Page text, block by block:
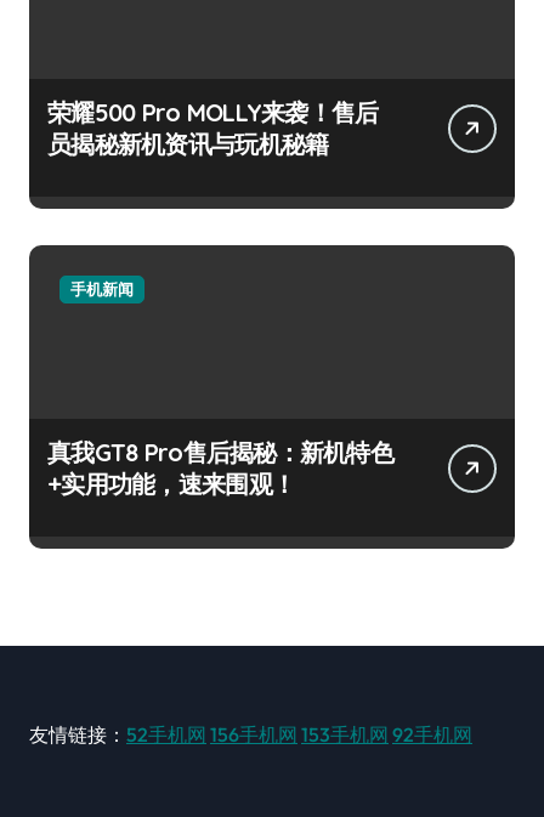
荣耀500 Pro MOLLY来袭！售后
员揭秘新机资讯与玩机秘籍
手机新闻
真我GT8 Pro售后揭秘：新机特色
+实用功能，速来围观！
友情链接： 52手机网 156手机网 153手机网 92手机网